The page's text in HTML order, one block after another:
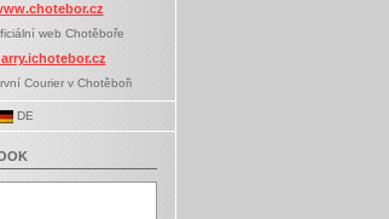
web Chotěboře
Courier v Chotěboři
DE